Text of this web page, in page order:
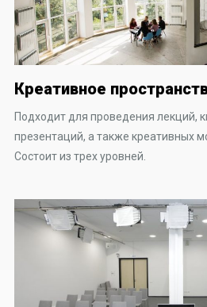
Креативное
Подходит для проведения лекций,
презентаций, а также креативных
Состоит из трех уровней.